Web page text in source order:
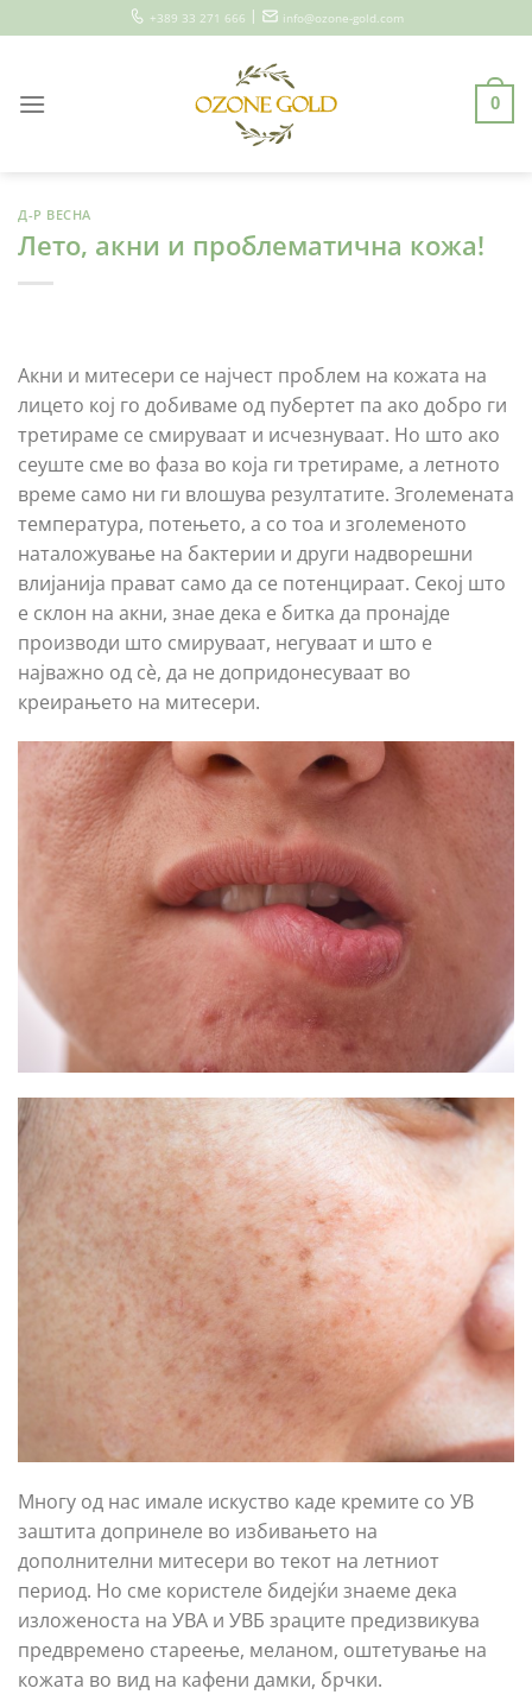
to
+389 33 271 666 | info@ozone-gold.com
0
Д-Р ВЕСНА
Лето, акни и проблематична кожа!
Акни и митесери се најчест проблем на кожата на
лицето кој го добиваме од пубертет па ако добро ги
третираме се смируваат и исчезнуваат. Но што ако
сеуште сме во фаза во која ги третираме, а летното
време само ни ги влошува резултатите. Зголемената
температура, потењето, а со тоа и зголеменото
наталожување на бактерии и други надворешни
влијанија прават само да се потенцираат. Секој што
е склон на акни, знае дека е битка да пронајде
производи што смируваат, негуваат и што е
најважно од сè, да не допридонесуваат во
креирањето на митесери.
Многу од нас имале искуство каде кремите со УВ
заштита допринеле во избивањето на
дополнителни митесери во текот на летниот
период. Но сме користеле бидејќи знаеме дека
изложеноста на УВА и УВБ зраците предизвикува
предвремено стареење, меланом, оштетување на
кожата во вид на кафени дамки, брчки.